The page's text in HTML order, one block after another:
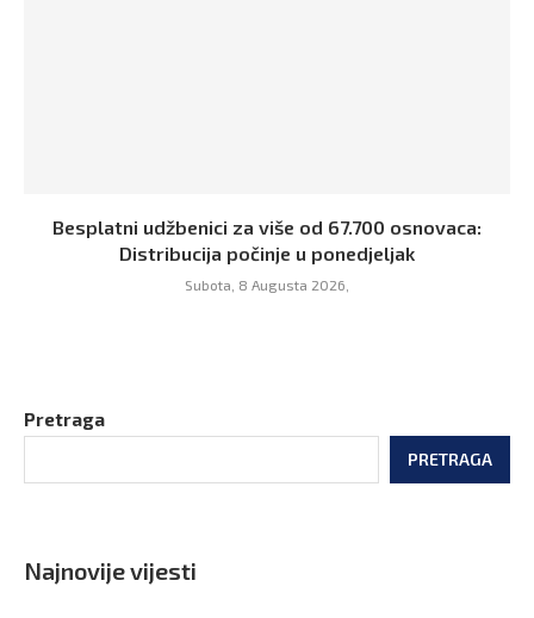
Besplatni udžbenici za više od 67.700 osnovaca:
Distribucija počinje u ponedjeljak
Subota, 8 Augusta 2026,
Pretraga
PRETRAGA
Najnovije vijesti